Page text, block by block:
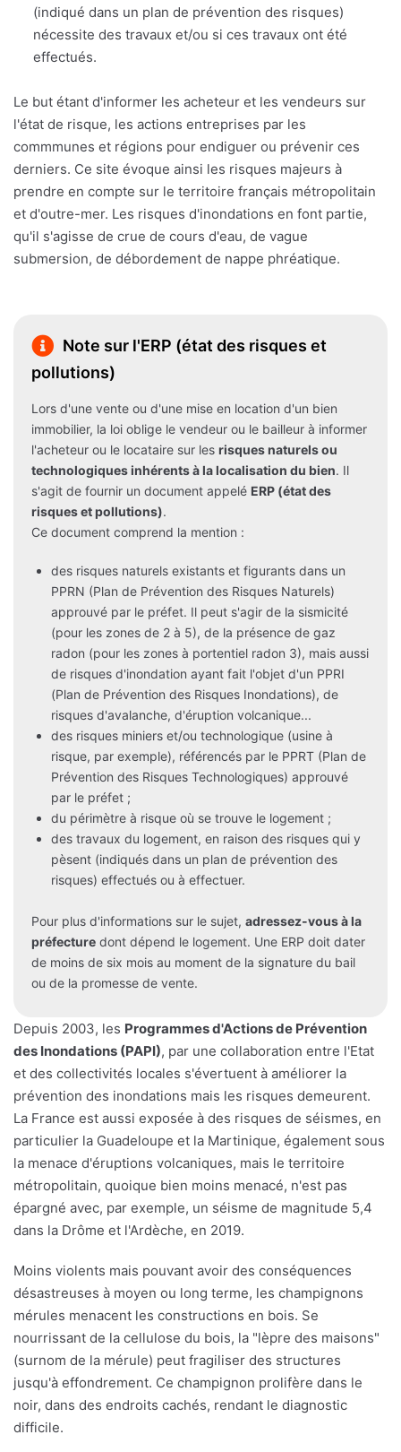
(indiqué dans un plan de prévention des risques)
nécessite des travaux et/ou si ces travaux ont été
effectués.
Le but étant d'informer les acheteur et les vendeurs sur
l'état de risque, les actions entreprises par les
commmunes et régions pour endiguer ou prévenir ces
derniers. Ce site évoque ainsi les risques majeurs à
prendre en compte sur le territoire français métropolitain
et d'outre-mer. Les risques d'inondations en font partie,
qu'il s'agisse de crue de cours d'eau, de vague
submersion, de débordement de nappe phréatique.
Note sur l'ERP (état des risques et
pollutions)
Lors d'une vente ou d'une mise en location d'un bien
immobilier, la loi oblige le vendeur ou le bailleur à informer
l'acheteur ou le locataire sur les risques naturels ou
technologiques inhérents à la localisation du bien. Il
s'agit de fournir un document appelé ERP (état des
risques et pollutions).
Ce document comprend la mention :
des risques naturels existants et figurants dans un
PPRN (Plan de Prévention des Risques Naturels)
approuvé par le préfet. Il peut s'agir de la sismicité
(pour les zones de 2 à 5), de la présence de gaz
radon (pour les zones à portentiel radon 3), mais aussi
de risques d'inondation ayant fait l'objet d'un PPRI
(Plan de Prévention des Risques Inondations), de
risques d'avalanche, d'éruption volcanique...
des risques miniers et/ou technologique (usine à
risque, par exemple), référencés par le PPRT (Plan de
Prévention des Risques Technologiques) approuvé
par le préfet ;
du périmètre à risque où se trouve le logement ;
des travaux du logement, en raison des risques qui y
pèsent (indiqués dans un plan de prévention des
risques) effectués ou à effectuer.
Pour plus d'informations sur le sujet, adressez-vous à la
préfecture dont dépend le logement. Une ERP doit dater
de moins de six mois au moment de la signature du bail
ou de la promesse de vente.
Depuis 2003, les Programmes d'Actions de Prévention
des Inondations (PAPI), par une collaboration entre l'Etat
et des collectivités locales s'évertuent à améliorer la
prévention des inondations mais les risques demeurent.
La France est aussi exposée à des risques de séismes, en
particulier la Guadeloupe et la Martinique, également sous
la menace d'éruptions volcaniques, mais le territoire
métropolitain, quoique bien moins menacé, n'est pas
épargné avec, par exemple, un séisme de magnitude 5,4
dans la Drôme et l'Ardèche, en 2019.
Moins violents mais pouvant avoir des conséquences
désastreuses à moyen ou long terme, les champignons
mérules menacent les constructions en bois. Se
nourrissant de la cellulose du bois, la "lèpre des maisons"
(surnom de la mérule) peut fragiliser des structures
jusqu'à effondrement. Ce champignon prolifère dans le
noir, dans des endroits cachés, rendant le diagnostic
difficile.